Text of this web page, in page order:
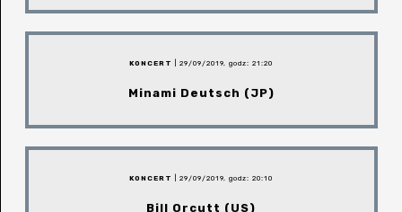
KONCERT | 29/09/2019, godz: 21:20
Minami Deutsch (JP)
KONCERT | 29/09/2019, godz: 20:10
Bill Orcutt (US)